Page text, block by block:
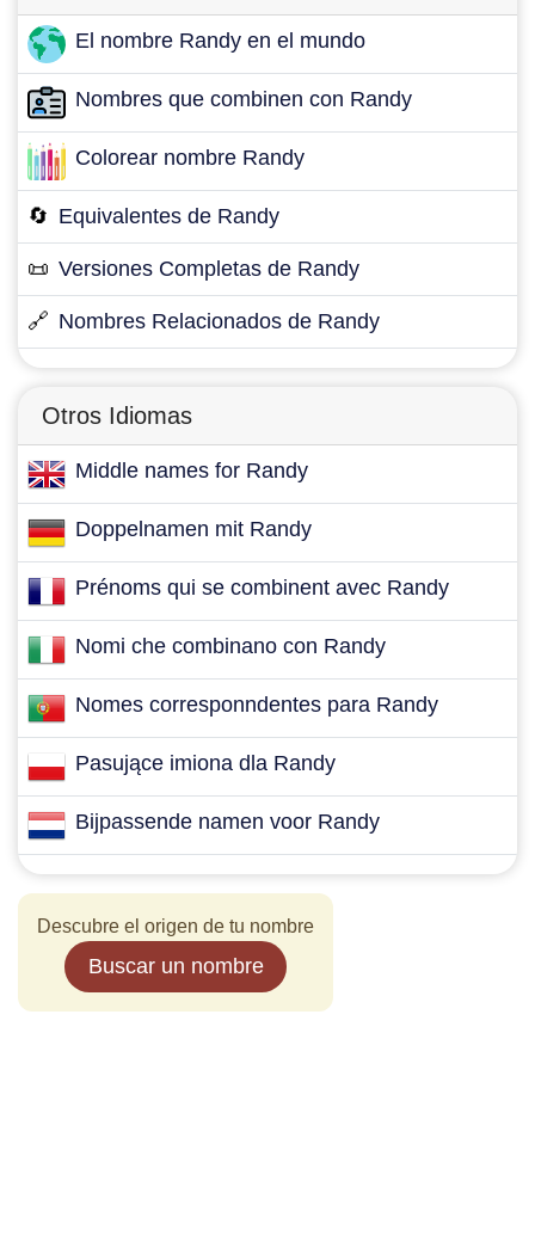
El nombre Randy en el mundo
Nombres que combinen con Randy
Colorear nombre Randy
🔄 Equivalentes de Randy
📜 Versiones Completas de Randy
🔗 Nombres Relacionados de Randy
Otros Idiomas
Middle names for Randy
Doppelnamen mit Randy
Prénoms qui se combinent avec Randy
Nomi che combinano con Randy
Nomes corresponndentes para Randy
Pasujące imiona dla Randy
Bijpassende namen voor Randy
Descubre el origen de tu nombre
Buscar un nombre